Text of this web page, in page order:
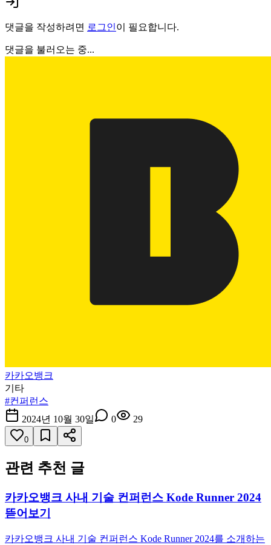
댓글을 작성하려면 로그인이 필요합니다.
댓글을 불러오는 중...
카카오뱅크
기타
#컨퍼런스
2024년 10월 30일
0 29
0
관련 추천 글
카카오뱅크 사내 기술 컨퍼런스 Kode Runner 2024
뜯어보기
카카오뱅크 사내 기술 컨퍼런스 Kode Runner 2024를 소개하는